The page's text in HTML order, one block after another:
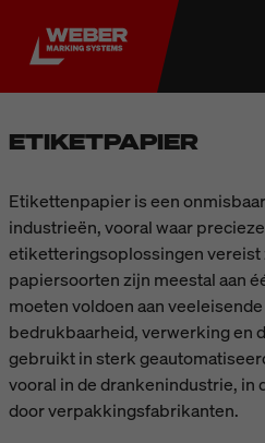
ETIKETPAPIER
Etikettenpapier is een
industrieën, vooral waar
etiketteringsoplossingen vereist
papiersoorten zijn meestal aan
moeten voldoen aan
bedrukbaarheid, verwerking en
gebruikt in sterk
vooral in de drankenindustrie, in
door verpakkingsfabrikanten.